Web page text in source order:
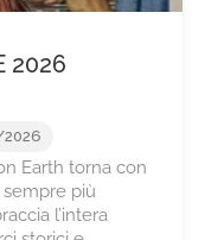
2026
Earth torna con
più
l’intera